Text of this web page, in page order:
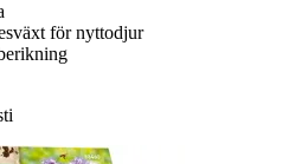
för nyttodjur